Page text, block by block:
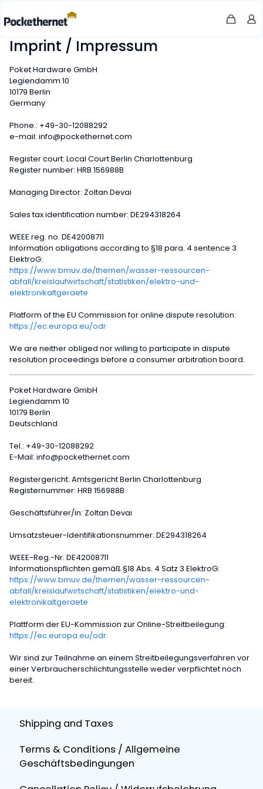
Imprint / Impressum
Poket Hardware GmbH
Legiendamm 10
10179 Berlin
Germany
Phone.: +49-30-12088292
e-mail: info@pockethernet.com
Register court: Local Court Berlin Charlottenburg
Register number: HRB 156988B
Managing Director: Zoltan Devai
Sales tax identification number: DE294318264
WEEE reg. no. DE42008711
Information obligations according to §18 para. 4 sentence 3
ElektroG:
https://www.bmuv.de/themen/wasser-ressourcen-
abfall/kreislaufwirtschaft/statistiken/elektro-und-
elektronikaltgeraete
Platform of the EU Commission for online dispute resolution:
https://ec.europa.eu/odr
We are neither obliged nor willing to participate in dispute
resolution proceedings before a consumer arbitration board.
Poket Hardware GmbH
Legiendamm 10
10179 Berlin
Deutschland
Tel.: +49-30-12088292
E-Mail: info@pockethernet.com
Registergericht: Amtsgericht Berlin Charlottenburg
Registernummer: HRB 156988B
Geschäftsführer/in: Zoltan Devai
Umsatzsteuer-Identifikationsnummer: DE294318264
WEEE-Reg.-Nr. DE42008711
Informationspflichten gemäß §18 Abs. 4 Satz 3 ElektroG:
https://www.bmuv.de/themen/wasser-ressourcen-
abfall/kreislaufwirtschaft/statistiken/elektro-und-
elektronikaltgeraete
Plattform der EU-Kommission zur Online-Streitbeilegung:
https://ec.europa.eu/odr
Wir sind zur Teilnahme an einem Streitbeilegungsverfahren vor
einer Verbraucherschlichtungsstelle weder verpflichtet noch
bereit.
Shipping and Taxes
Terms & Conditions / Allgemeine
Geschäftsbedingungen